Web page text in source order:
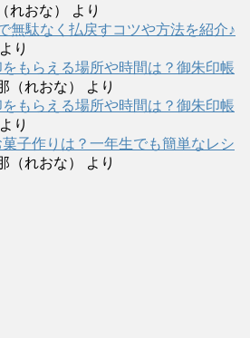
れおな）
より
無駄なく払戻すコツや方法を紹介♪
より
もらえる場所や時間は？御朱印帳
（れおな）
より
もらえる場所や時間は？御朱印帳
より
子作りは？一年生でも簡単なレシ
（れおな） より